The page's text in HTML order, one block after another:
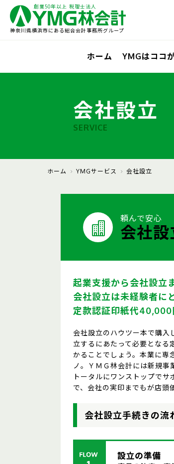
創業50年以上 税理士法人
神奈川県横浜市にある総合会計事務所グループ
ホーム YMGはココ
会社設立
SERVICE
ホーム YMGサービス 会社設立
頼んで安心
会社設
起業支援から会社設立
会社設立は未経験者に
定款認証印紙代40,000
会社設立のハウツー本で購入
立するにあたって必要となる
かることでしょう。本業に専
ノ。ＹＭＧ林会計には新規
トータルにワンストップで
で、会社の実印までもが店頭
会社設立手続きの流